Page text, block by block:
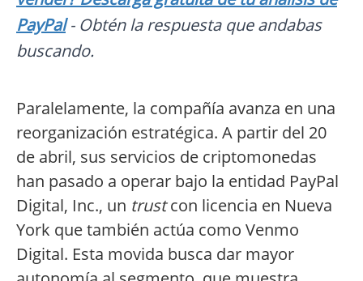
PayPal- Obtén la respuesta que andabas
buscando.
Paralelamente, la compañía avanza en una
reorganización estratégica. A partir del 20
de abril, sus servicios de criptomonedas
han pasado a operar bajo la entidad PayPal
Digital, Inc., un trustcon licencia en Nueva
York que también actúa como Venmo
Digital. Esta movida busca dar mayor